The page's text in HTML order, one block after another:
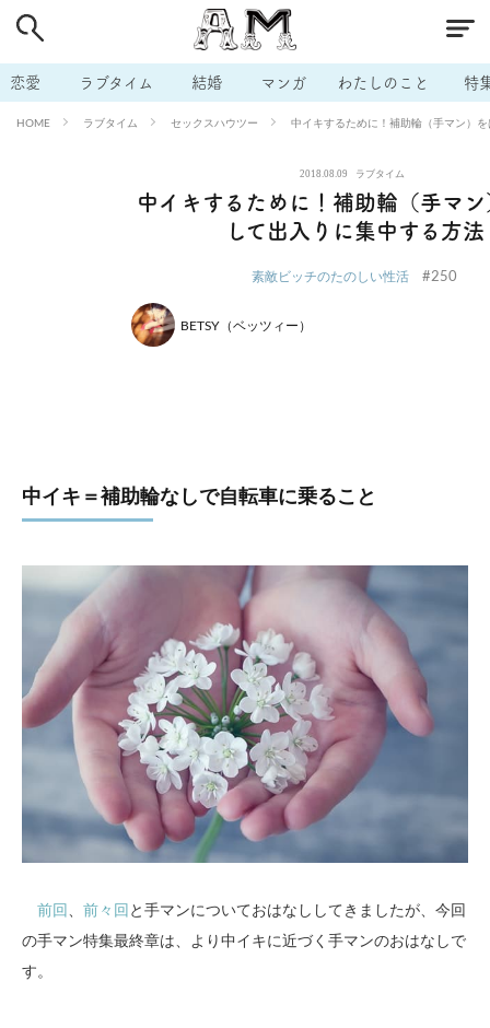
恋愛 ラブタイム 結婚 マンガ わたしのこと 特
HOME ラブタイム セックスハウツー 中イキするために！補助輪（手マン）
2018.08.09 ラブタイム
中イキするために！補助輪（手マ
して出入りに集中する方法
素敵ビッチのたのしい性活 #250
BETSY（ベッツィー）
中イキ＝補助輪なしで自転車に乗ること
前回 前々回 と手マンについておはなししてきましたが、今回
の手マン特集最終章は、より中イキに近づく手マンのおはなしで
す。
# 男の本音 # セフレ # 不倫
# 出会う方法 # マッチングアプリ # ラブグッズ # 体の相